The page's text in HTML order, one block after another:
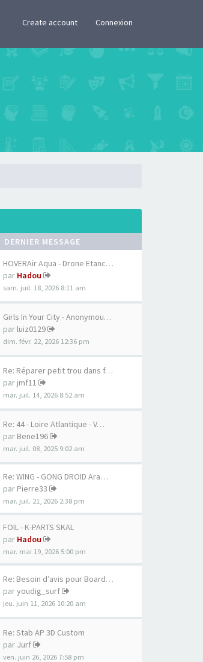
Create account Connexion
DERNIER MESSAGE
HOVERAir Aqua - Drone Etanche…
par Hadou
sam. juil. 18, 2026 8:11 am
Girls In Your City - Anonymou…
par luiz0129
dim. févr. 22, 2026 12:36 pm
Re: Réparer petit trou dans f…
par jmf11
mar. juil. 14, 2026 8:52 am
Re: 44 - Loire Atlantique - V…
par Bene196
mar. juil. 08, 2025 9:02 am
Re: WING - GONG DROID Aramid …
par Pierre33
mar. juil. 21, 2026 2:38 pm
FOIL - K-PARTS SKAL
par Hadou
mar. mai 19, 2026 5:00 pm
Re: Besoin d’avis pour Board …
paryoudig_surf
jeu. juin 11, 2026 10:20 am
Re: Stab AP 3D Custom
par Jurf
ven. juin 26, 2026 7:58 pm